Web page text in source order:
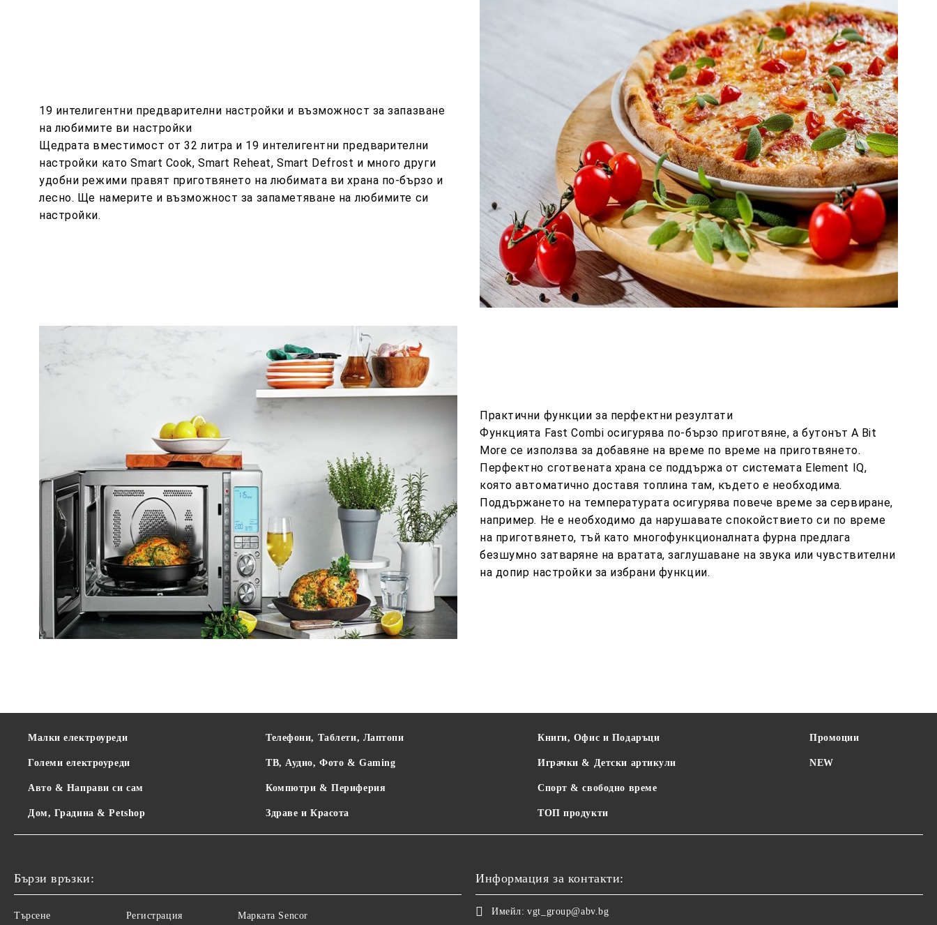
19 интелигентни предварителни настройки и възможност за запазване
на любимите ви настройки
Щедрата вместимост от 32 литра и 19 интелигентни предварителни
настройки като Smart Cook, Smart Reheat, Smart Defrost и много други
удобни режими правят приготвянето на любимата ви храна по-бързо и
лесно. Ще намерите и възможност за запаметяване на любимите си
настройки.
Практични функции за перфектни резултати
Функцията Fast Combi осигурява по-бързо приготвяне, а бутонът A Bit
More се използва за добавяне на време по време на приготвянето.
Перфектно сготвената храна се поддържа от системата Element IQ,
която автоматично доставя топлина там, където е необходима.
Поддържането на температурата осигурява повече време за сервиране,
например. Не е необходимо да нарушавате спокойствието си по време
на приготвянето, тъй като многофункционалната фурна предлага
безшумно затваряне на вратата, заглушаване на звука или чувствителни
на допир настройки за избрани функции.
Малки електроуреди
Големи електроуреди
Авто & Направи си сам
Дом, Градина & Petshop
Телефони, Таблети, Лаптопи
ТВ, Аудио, Фото & Gaming
Компютри & Периферия
Здраве и Красота
Книги, Офис и Подаръци
Играчки & Детски артикули
Спорт & свободно време
ТОП продукти
Промоции
NEW
Бързи връзки:
Търсене Регистрация Maрката Sencor
Информация за контакти:
Имейл: vgt_group@abv.bg